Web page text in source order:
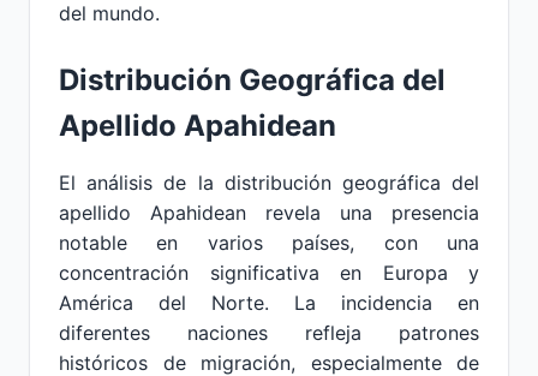
del mundo.
Distribución Geográfica del
Apellido Apahidean
El análisis de la distribución geográfica del
apellido Apahidean revela una presencia
notable en varios países, con una
concentración significativa en Europa y
América del Norte. La incidencia en
diferentes naciones refleja patrones
históricos de migración, especialmente de